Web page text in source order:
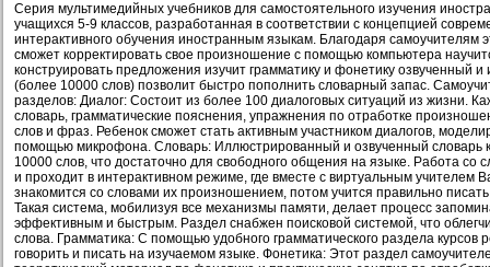
Серия мультимедийных учебников для самостоятельного изучения
учащихся 5-9 классов, разработанная в соответствии с концепцией
интерактивного обучения иностранным языкам. Благодаря самоучителям
сможет корректировать свое произношение с помощью компьютера
конструировать предложения изучит грамматику и фонетику озвученный
(более 10000 слов) позволит быстро пополнить словарный запас.
разделов: Диалог: Состоит из более 100 диалоговых ситуаций из жизни.
словарь, грамматические пояснения, упражнения по отработке
слов и фраз. Ребенок сможет стать активным участником диалогов,
помощью микрофона. Словарь: Иллюстрированный и озвученный словарь
10000 слов, что достаточно для свободного общения на языке. Работа со
и проходит в интерактивном режиме, где вместе с виртуальным учителем
знакомится со словами их произношением, потом учится правильно
Такая система, мобилизуя все механизмы памяти, делает процесс
эффективным и быстрым. Раздел снабжен поисковой системой, что
слова. Грамматика: С помощью удобного грамматического раздела курсов
говорить и писать на изучаемом языке. Фонетика: Этот раздел